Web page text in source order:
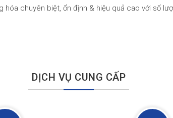
hóa chuyên biệt, ổn định & hiệu quả cao với số
DỊCH VỤ CUNG CẤP